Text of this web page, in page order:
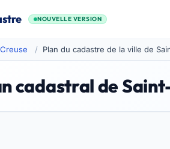
NOUVELLE VERSION
Creuse Plan du cadastre de la ville de
cadastral de